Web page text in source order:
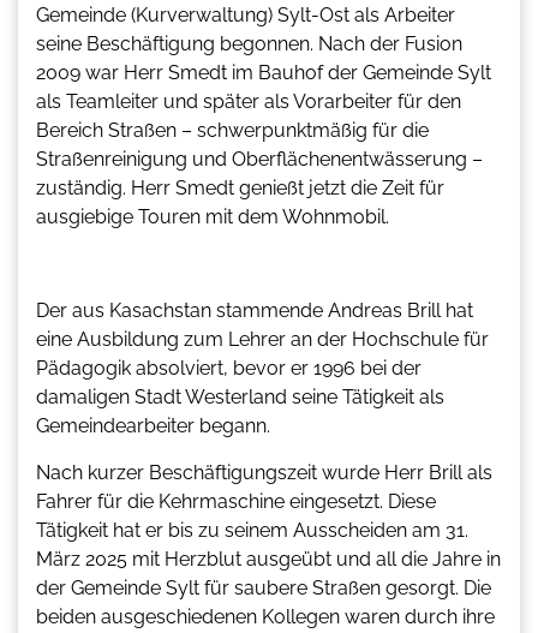
Gemeinde (Kurverwaltung) Sylt-Ost als Arbeiter
seine Beschäftigung begonnen. Nach der Fusion
2009 war Herr Smedt im Bauhof der Gemeinde Sylt
als Teamleiter und später als Vorarbeiter für den
Bereich Straßen – schwerpunktmäßig für die
Straßenreinigung und Oberflächenentwässerung –
zuständig. Herr Smedt genießt jetzt die Zeit für
ausgiebige Touren mit dem Wohnmobil.
Der aus Kasachstan stammende Andreas Brill hat
eine Ausbildung zum Lehrer an der Hochschule für
Pädagogik absolviert, bevor er 1996 bei der
damaligen Stadt Westerland seine Tätigkeit als
Gemeindearbeiter begann.
Nach kurzer Beschäftigungszeit wurde Herr Brill als
Fahrer für die Kehrmaschine eingesetzt. Diese
Tätigkeit hat er bis zu seinem Ausscheiden am 31.
März 2025 mit Herzblut ausgeübt und all die Jahre in
der Gemeinde Sylt für saubere Straßen gesorgt. Die
beiden ausgeschiedenen Kollegen waren durch ihre